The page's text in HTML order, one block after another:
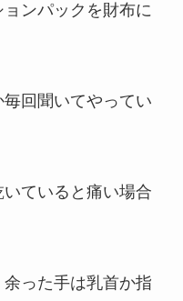
ンパックを財布に
回聞いてやってい
ていると痛い場合
った手は乳首か指